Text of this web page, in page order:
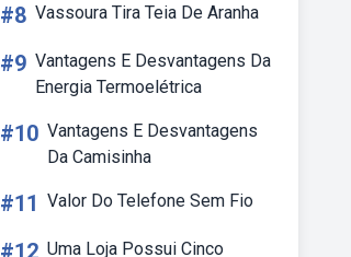
#8 Vassoura Tira Teia De Aranha
#9 Vantagens E Desvantagens Da
Energia Termoelétrica
#10 Vantagens E Desvantagens
Da Camisinha
#11 Valor Do Telefone Sem Fio
#12 Uma Loja Possui Cinco